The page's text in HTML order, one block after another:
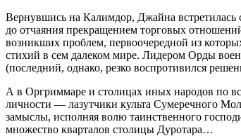
Вернувшись на Калимдор, Джайна встретилась
до отчаяния прекращением торговых
возникших проблем, первоочередной из
стихий в сем далеком мире. Лидером Орды
(последний, однако, резко воспротивился
А в Оргриммаре и столицах иных народов по
личности — лазутчики культа Сумеречного
замыслы, исполняя волю таинственного
множество кварталов столицы Дуротара…